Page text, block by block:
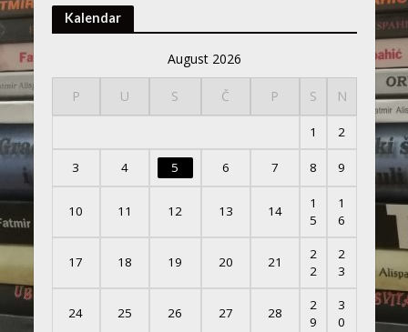
Kalendar
August 2026
P U S Č P S N
1 2
3 4 5 6 7 8 9
10 11 12 13 14
1
5
1
6
17 18 19 20 21
2
2
2
3
24 25 26 27 28
2
9
3
0